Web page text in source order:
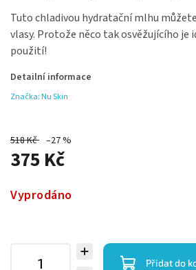
Tuto chladivou hydratační mlhu
vlasy. Protože něco tak osvěžujícího je
použití!
Detailní informace
Značka: Nu Skin
518 Kč –27 %
375 Kč
Vyprodáno
Přidat do